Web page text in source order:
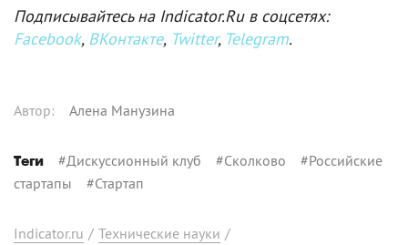
Подписывайтесь на Indicator.Ru в соцсетях:
Facebook, ВКонтакте, Twitter, Telegram.
Автор: Алена Манузина
Теги #Дискуссионный клуб #Сколково #Российские
стартапы #Стартап
Indicator.ru / Технические науки /